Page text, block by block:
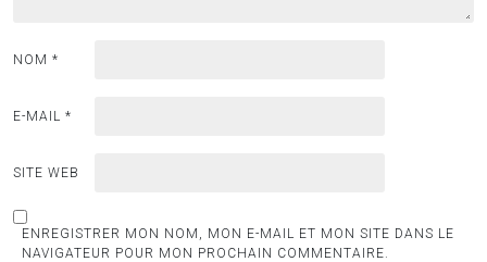
NOM *
E-MAIL *
SITE WEB
ENREGISTRER MON NOM, MON E-MAIL ET MON SITE DANS LE
NAVIGATEUR POUR MON PROCHAIN COMMENTAIRE.